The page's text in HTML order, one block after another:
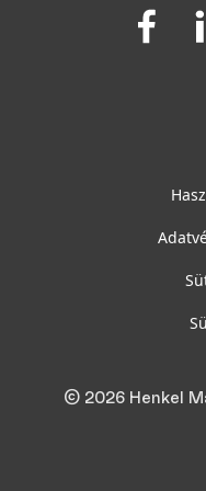
Join
Join
on
© 2026 Henkel